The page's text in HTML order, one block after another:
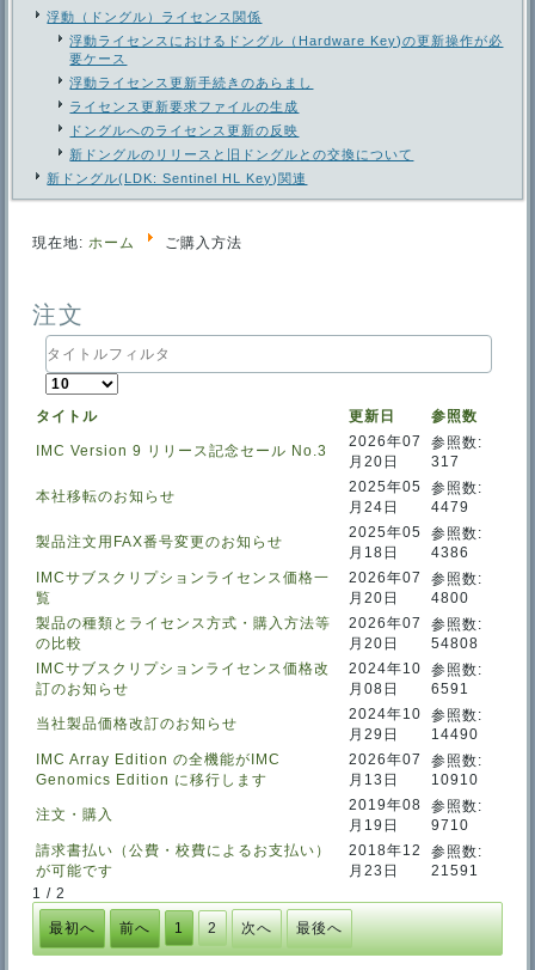
浮動（ドングル）ライセンス関係
浮動ライセンスにおけるドングル（Hardware Key)の更新操作が必
要ケース
浮動ライセンス更新手続きのあらまし
ライセンス更新要求ファイルの生成
ドングルへのライセンス更新の反映
新ドングルのリリースと旧ドングルとの交換について
新ドングル(LDK: Sentinel HL Key)関連
現在地: ホーム ご購入方法
注文
タ
イ
ト
フ
ィ
タ
表
数
タイトル 更新日 参照数
IMC Version 9 リリース記念セール No.3
2026年07
月20日
参照数:
317
本社移転のお知らせ
2025年05
月24日
参照数:
4479
製品注文用FAX番号変更のお知らせ
2025年05
月18日
参照数:
4386
IMCサブスクリプションライセンス価格一
覧
2026年07
月20日
参照数:
4800
製品の種類とライセンス方式・購入方法等
の比較
2026年07
月20日
参照数:
54808
IMCサブスクリプションライセンス価格改
訂のお知らせ
2024年10
月08日
参照数:
6591
当社製品価格改訂のお知らせ
2024年10
月29日
参照数:
14490
IMC Array Edition の全機能がIMC
Genomics Edition に移行します
2026年07
月13日
参照数:
10910
注文・購入
2019年08
月19日
参照数:
9710
請求書払い（公費・校費によるお支払い）
が可能です
2018年12
月23日
参照数:
21591
1 / 2
最初へ 前へ 1 2 次へ 最後へ